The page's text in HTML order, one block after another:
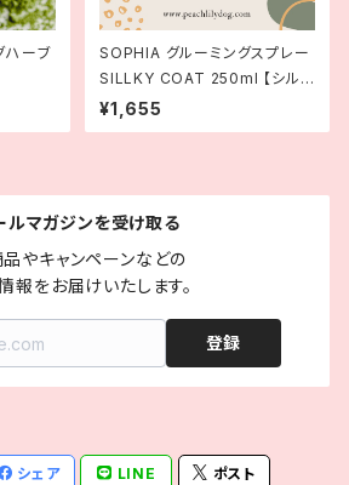
ハーブ
SOPHIA グルーミングスプレー
SILLKY COAT 250ml 【シルキ
ーコート】
¥1,655
ルマガジンを受け取る
やキャンペーンなどの
報をお届けいたします。
登録
シェア LINE ポスト